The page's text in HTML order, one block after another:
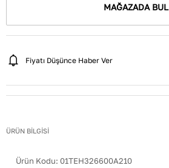
MAĞAZADA BUL
Fiyatı Düşünce Haber Ver
ÜRÜN BİLGİSİ
Ürün Kodu: 01TEH326600A210